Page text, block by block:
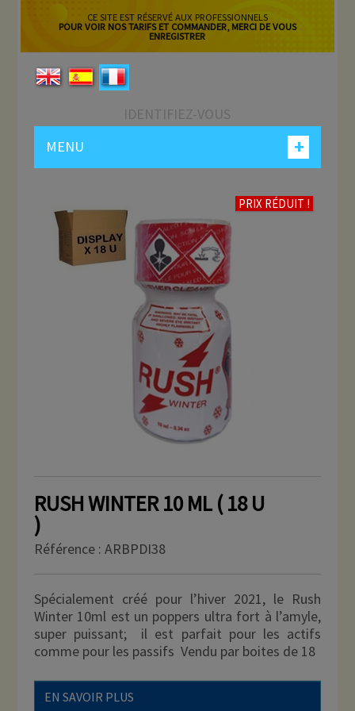
CE SITE EST RÉSERVÉ AUX PROFESSIONNELS
POUR VOIR NOS TARIFS ET COMMANDER, MERCI DE VOUS
ENREGISTRER
IDENTIFIEZ-VOUS
+
MENU
PRIX RÉDUIT !
RUSH WINTER 10 ML ( 18 U
)
Référence : ARBPDI38
Spécialement créé pour l’hiver 2021, le Rush
Winter 10ml est un poppers ultra fort à l’amyle,
super puissant; il est parfait pour les actifs
comme pour les passifs Vendu par boites de 18
EN SAVOIR PLUS